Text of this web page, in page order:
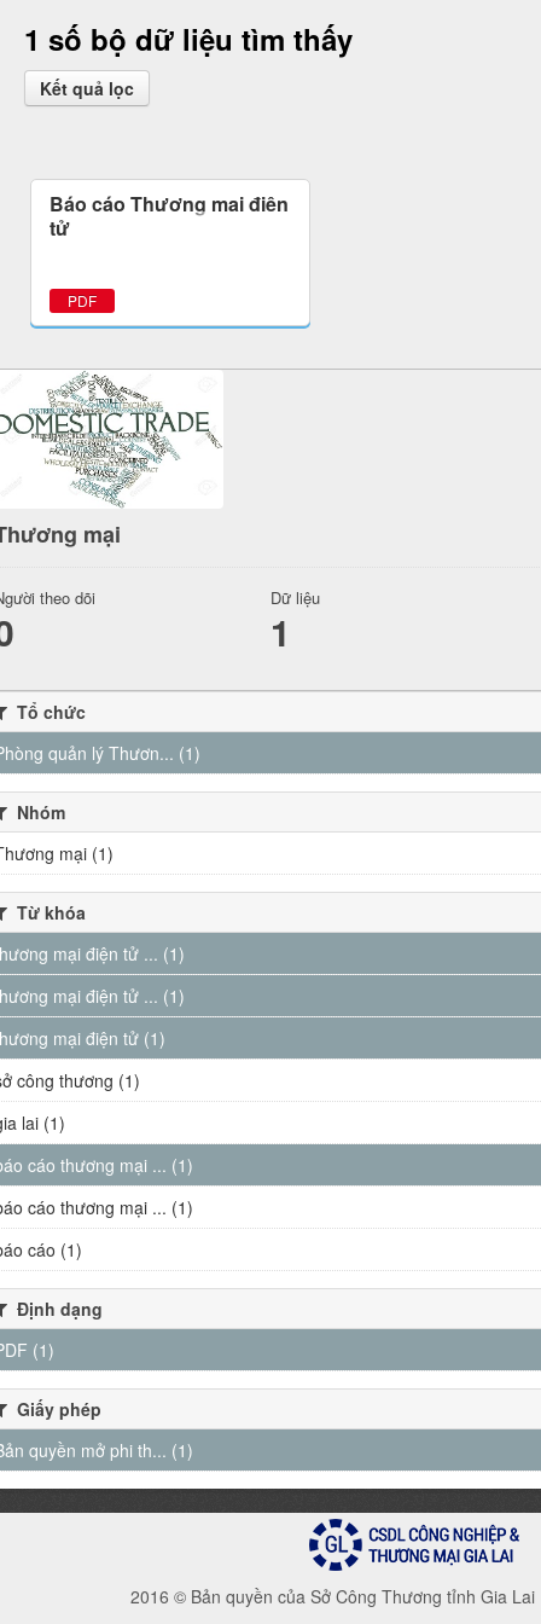
1 số bộ dữ liệu tìm thấy
Kết quả lọc
Báo cáo Thương mại điện
tử
PDF
mại
theo dõi Dữ liệu
1
Tổ chức
quản lý Thươn... (1)
Nhóm
mại (1)
Từ khóa
mại điện tử ... (1)
mại điện tử ... (1)
mại điện tử (1)
công thương (1)
lai (1)
cáo thương mại ... (1)
cáo thương mại ... (1)
cáo (1)
Định dạng
(1)
Giấy phép
quyền mở phi th... (1)
2016 © Bản quyền của Sở Công Thương tỉnh Gia Lai